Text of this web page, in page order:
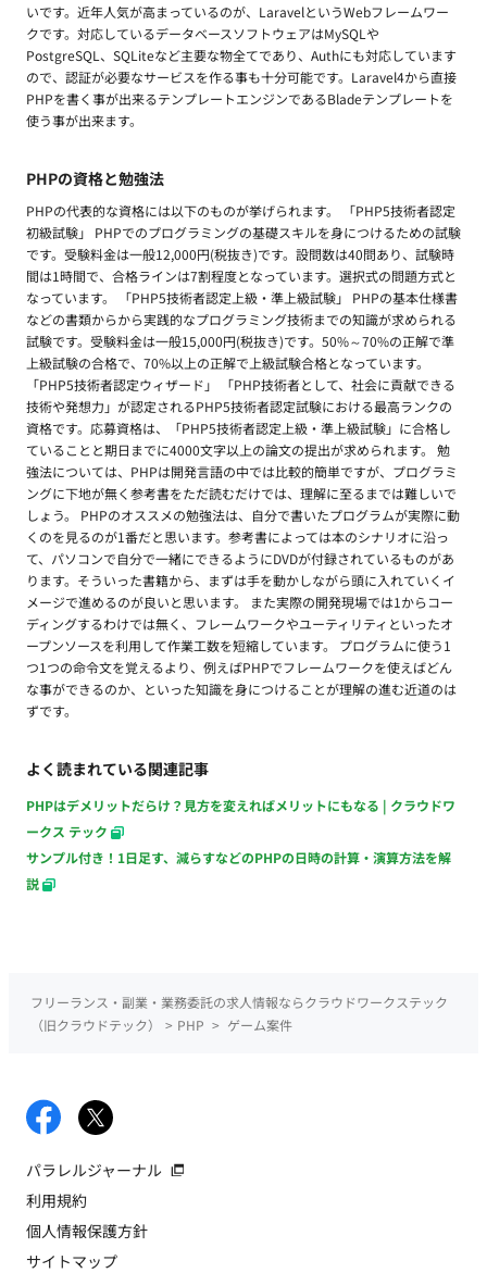
いです。近年人気が高まっているのが、LaravelというWebフレームワー
クです。対応しているデータベースソフトウェアはMySQLや
PostgreSQL、SQLiteなど主要な物全てであり、Authにも対応しています
ので、認証が必要なサービスを作る事も十分可能です。Laravel4から直接
PHPを書く事が出来るテンプレートエンジンであるBladeテンプレートを
使う事が出来ます。
PHPの資格と勉強法
PHPの代表的な資格には以下のものが挙げられます。 「PHP5技術者認定
初級試験」 PHPでのプログラミングの基礎スキルを身につけるための試験
です。受験料金は一般12,000円(税抜き)です。設問数は40問あり、試験時
間は1時間で、合格ラインは7割程度となっています。選択式の問題方式と
なっています。 「PHP5技術者認定上級・準上級試験」 PHPの基本仕様書
などの書類からから実践的なプログラミング技術までの知識が求められる
試験です。受験料金は一般15,000円(税抜き)です。50%～70%の正解で準
上級試験の合格で、70%以上の正解で上級試験合格となっています。
「PHP5技術者認定ウィザード」 「PHP技術者として、社会に貢献できる
技術や発想力」が認定されるPHP5技術者認定試験における最高ランクの
資格です。応募資格は、「PHP5技術者認定上級・準上級試験」に合格し
ていることと期日までに4000文字以上の論文の提出が求められます。 勉
強法については、PHPは開発言語の中では比較的簡単ですが、プログラミ
ングに下地が無く参考書をただ読むだけでは、理解に至るまでは難しいで
しょう。 PHPのオススメの勉強法は、自分で書いたプログラムが実際に動
くのを見るのが1番だと思います。参考書によっては本のシナリオに沿っ
て、パソコンで自分で一緒にできるようにDVDが付録されているものがあ
ります。そういった書籍から、まずは手を動かしながら頭に入れていくイ
メージで進めるのが良いと思います。 また実際の開発現場では1からコー
ディングするわけでは無く、フレームワークやユーティリティといったオ
ープンソースを利用して作業工数を短縮しています。 プログラムに使う1
つ1つの命令文を覚えるより、例えばPHPでフレームワークを使えばどん
な事ができるのか、といった知識を身につけることが理解の進む近道のは
ずです。
よく読まれている関連記事
PHPはデメリットだらけ？見方を変えればメリットにもなる | クラウドワ
ークス テック
サンプル付き！1日足す、減らすなどのPHPの日時の計算・演算方法を解
説
フリーランス・副業・業務委託の求人情報ならクラウドワークステック
（旧クラウドテック）
> PHP > ゲーム案件
パラレルジャーナル
利用規約
個人情報保護方針
サイトマップ